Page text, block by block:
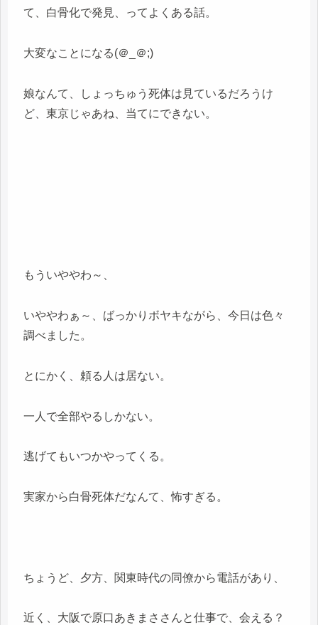
て、白骨化で発見、ってよくある話。
大変なことになる(＠_＠;)
娘なんて、しょっちゅう死体は見ているだろうけ
ど、東京じゃあね、当てにできない。
もういややわ～、
いややわぁ～、ばっかりボヤキながら、今日は色々
調べました。
とにかく、頼る人は居ない。
一人で全部やるしかない。
逃げてもいつかやってくる。
実家から白骨死体だなんて、怖すぎる。
ちょうど、夕方、関東時代の同僚から電話があり、
近く、大阪で原口あきまささんと仕事で、会える？